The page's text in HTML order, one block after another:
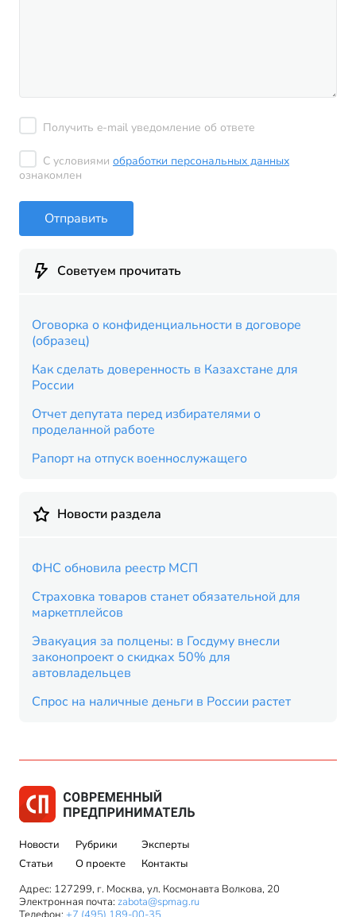
Получить e-mail уведомление об ответе
С условиями обработки персональных данных
ознакомлен
Отправить
Советуем прочитать
Оговорка о конфиденциальности в договоре
(образец)
Как сделать доверенность в Казахстане для
России
Отчет депутата перед избирателями о
проделанной работе
Рапорт на отпуск военнослужащего
Новости раздела
ФНС обновила реестр МСП
Страховка товаров станет обязательной для
маркетплейсов
Эвакуация за полцены: в Госдуму внесли
законопроект о скидках 50% для
автовладельцев
Спрос на наличные деньги в России растет
Новости
Статьи
Рубрики
О проекте
Эксперты
Контакты
Адрес: 127299, г. Москва, ул. Космонавта Волкова, 20
Электронная почта: zabota@spmag.ru